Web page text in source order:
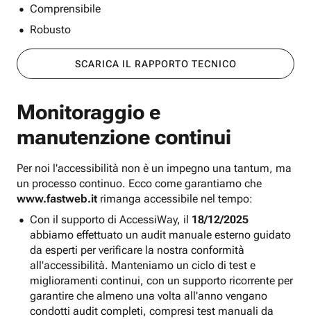
Comprensibile
Robusto
SCARICA IL RAPPORTO TECNICO
Monitoraggio e
manutenzione continui
Per noi l'accessibilità non è un impegno una tantum, ma
un processo continuo. Ecco come garantiamo che
www.fastweb.it rimanga accessibile nel tempo:
Con il supporto di AccessiWay, il 18/12/2025
abbiamo effettuato un audit manuale esterno guidato
da esperti per verificare la nostra conformità
all'accessibilità. Manteniamo un ciclo di test e
miglioramenti continui, con un supporto ricorrente per
garantire che almeno una volta all'anno vengano
condotti audit completi, compresi test manuali da